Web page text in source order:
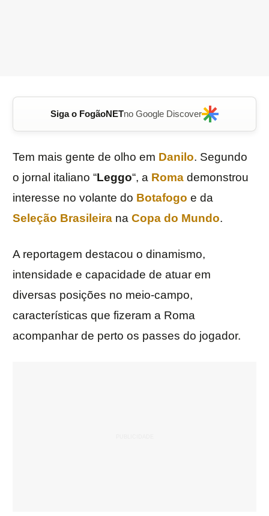
Siga o FogãoNETno Google Discover
Tem mais gente de olho em Danilo. Segundo
o jornal italiano “Leggo“, a Roma demonstrou
interesse no volante do Botafogo e da
Seleção Brasileira na Copa do Mundo.
A reportagem destacou o dinamismo,
intensidade e capacidade de atuar em
diversas posições no meio-campo,
características que fizeram a Roma
acompanhar de perto os passes do jogador.